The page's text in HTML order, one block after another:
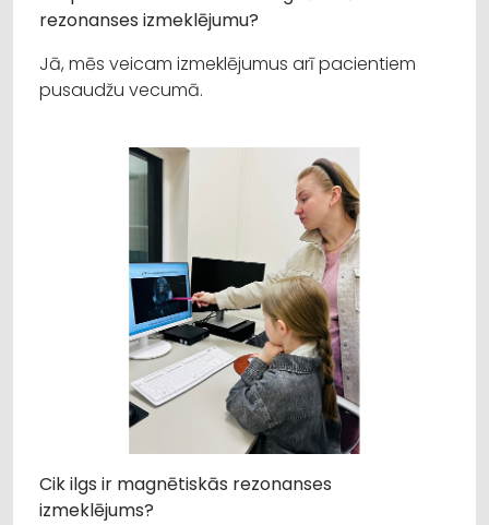
rezonanses izmeklējumu?
Jā, mēs veicam izmeklējumus arī pacientiem
pusaudžu vecumā.
Cik ilgs ir magnētiskās rezonanses
izmeklējums?